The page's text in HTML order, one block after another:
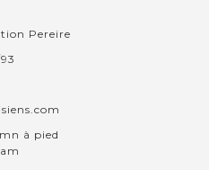
Pereire
à pied